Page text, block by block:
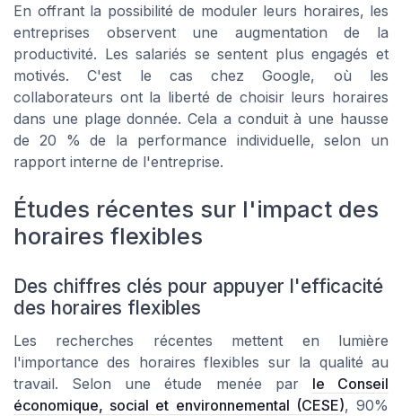
En offrant la possibilité de moduler leurs horaires, les
entreprises observent une augmentation de la
productivité. Les salariés se sentent plus engagés et
motivés. C'est le cas chez Google, où les
collaborateurs ont la liberté de choisir leurs horaires
dans une plage donnée. Cela a conduit à une hausse
de 20 % de la performance individuelle, selon un
rapport interne de l'entreprise.
Études récentes sur l'impact des
horaires flexibles
Des chiffres clés pour appuyer l'efficacité
des horaires flexibles
Les recherches récentes mettent en lumière
l'importance des horaires flexibles sur la qualité au
travail. Selon une étude menée par le Conseil
économique, social et environnemental (CESE), 90%